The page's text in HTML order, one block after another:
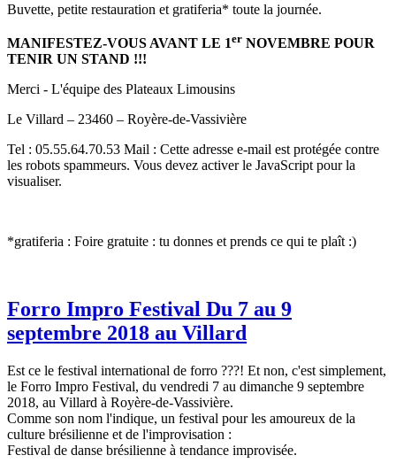
Buvette, petite restauration et gratiferia* toute la journée.
MANIFESTEZ-VOUS AVANT LE 1er NOVEMBRE POUR
TENIR UN STAND !!!
Merci - L'équipe des Plateaux Limousins
Le Villard – 23460 – Royère-de-Vassivière
Tel : 05.55.64.70.53 Mail : Cette adresse e-mail est protégée contre
les robots spammeurs. Vous devez activer le JavaScript pour la
visualiser.
*gratiferia : Foire gratuite : tu donnes et prends ce qui te plaît :)
Forro Impro Festival Du 7 au 9
septembre 2018 au Villard
Est ce le festival international de forro ???! Et non, c'est simplement,
le Forro Impro Festival, du vendredi 7 au dimanche 9 septembre
2018, au Villard à Royère-de-Vassivière.
Comme son nom l'indique, un festival pour les amoureux de la
culture brésilienne et de l'improvisation :
Festival de danse brésilienne à tendance improvisée.